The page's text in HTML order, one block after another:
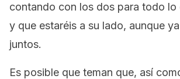
contando con los dos para todo lo
y que estaréis a su lado, aunque
juntos.
Es posible que teman que, así